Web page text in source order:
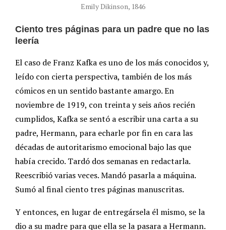
Emily Dikinson, 1846
Ciento tres páginas para un padre que no las
leería
El caso de Franz Kafka es uno de los más conocidos y,
leído con cierta perspectiva, también de los más
cómicos en un sentido bastante amargo. En
noviembre de 1919, con treinta y seis años recién
cumplidos, Kafka se sentó a escribir una carta a su
padre, Hermann, para echarle por fin en cara las
décadas de autoritarismo emocional bajo las que
había crecido. Tardó dos semanas en redactarla.
Reescribió varias veces. Mandó pasarla a máquina.
Sumó al final ciento tres páginas manuscritas.
Y entonces, en lugar de entregársela él mismo, se la
dio a su madre para que ella se la pasara a Hermann.